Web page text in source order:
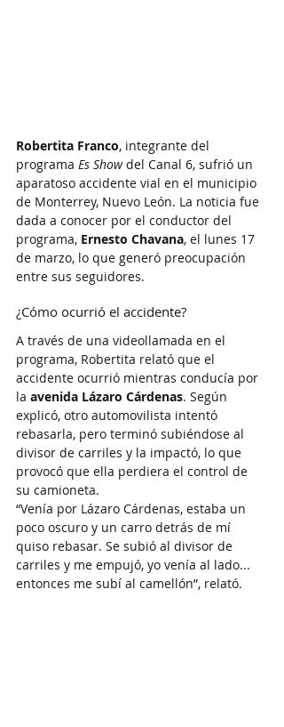
Robertita Franco, integrante del
programa Es Show del Canal 6, sufrió un
aparatoso accidente vial en el municipio
de Monterrey, Nuevo León. La noticia fue
dada a conocer por el conductor del
programa, Ernesto Chavana, el lunes 17
de marzo, lo que generó preocupación
entre sus seguidores.
¿Cómo ocurrió el accidente?
A través de una videollamada en el
programa, Robertita relató que el
accidente ocurrió mientras conducía por
la avenida Lázaro Cárdenas. Según
explicó, otro automovilista intentó
rebasarla, pero terminó subiéndose al
divisor de carriles y la impactó, lo que
provocó que ella perdiera el control de
su camioneta.
“Venía por Lázaro Cárdenas, estaba un
poco oscuro y un carro detrás de mí
quiso rebasar. Se subió al divisor de
carriles y me empujó, yo venía al lado...
entonces me subí al camellón”, relató.